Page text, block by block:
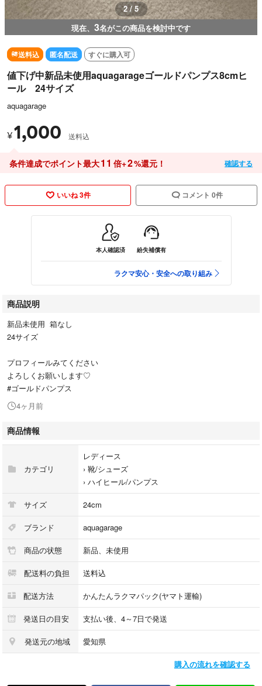
3 / 5
現在、 3名がこの商品を検討中です
送料込 匿名配送 すぐに購入可
値下げ中新品未使用aquagarageゴールドパンプス8cmヒ
ール 24サイズ
aquagarage
¥1,000 送料込
条件達成でポイント最大11 倍+2%還元！ 確認する
いいね 3件 コメント 0件
本人確認済 紛失補償有
ラクマ安心・安全への取り組み
商品説明
新品未使用 箱なし
24サイズ
プロフィールみてください
よろしくお願いします♡
#ゴールドパンプス
4ヶ月前
商品情報
カテゴリ
レディース
› 靴/シューズ
› ハイヒール/パンプス
サイズ 24cm
ブランド aquagarage
商品の状態 新品、未使用
配送料の負担 送料込
配送方法 かんたんラクマパック(ヤマト運輸)
発送日の目安 支払い後、4～7日で発送
発送元の地域 愛知県
購入の流れを確認する